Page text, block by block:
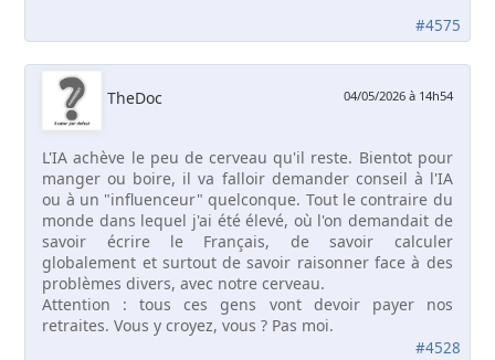
#4575
TheDoc
#4528
04/05/2026 à 14h54
L'IA achève le peu de cerveau qu'il reste. Bientot pour
manger ou boire, il va falloir demander conseil à l'IA
ou à un "influenceur" quelconque. Tout le contraire du
monde dans lequel j'ai été élevé, où l'on demandait de
savoir écrire le Français, de savoir calculer
globalement et surtout de savoir raisonner face à des
problèmes divers, avec notre cerveau.
Attention : tous ces gens vont devoir payer nos
retraites. Vous y croyez, vous ? Pas moi.